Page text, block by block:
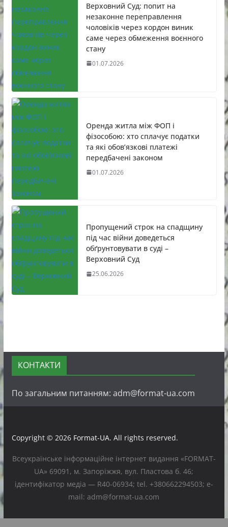
Верховний Суд: попит на
незаконне переправлення
чоловіків через кордон виник
саме через обмеження воєнного
стану
01.07.2026
Оренда житла між ФОП і
фізособою: хто сплачує податки
та які обов’язкові платежі
передбачені законом
01.07.2026
Пропущений строк на спадщину
під час війни доведеться
обґрунтовувати в суді –
Верховний Суд
25.06.2026
КОНТАКТИ
По загальним питанням: adm@format-ua.com
Copyright © 2026 Format-UA. All rights reserved.
Всеукраїнське інформаційне інтернет видання «FORMAT-
UA» 69091, м. Запоріжжя, вул. Пластова б. 46;
ідентифікатор медіа — R40-06934; tel. +380662294503; e-
mail: adm@format-ua.com